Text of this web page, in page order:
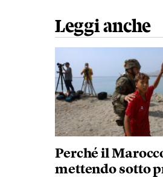
Leggi anche
Perché il
mettendo sotto